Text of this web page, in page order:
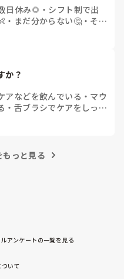
日休み🌻 ・ シフト制で出
・ まだ分からない🤔・ その
か？
アなどを飲んでいる ・ マウ
・ 舌ブラシでケアをしっか
さい)
もっと見る
アンケートの一覧を見る
いて